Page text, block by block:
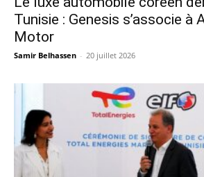
Tunisie : Genesis s’associe à
Motor
Samir Belhassen - 20 juillet 2026